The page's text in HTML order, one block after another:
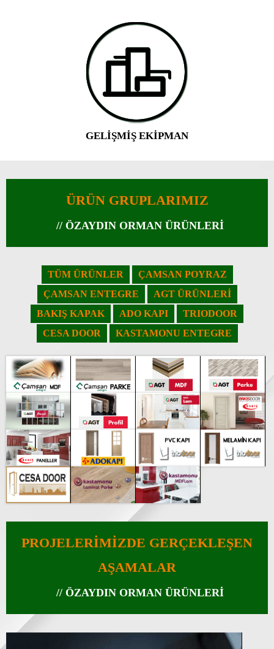
GELİŞMİŞ EKİPMAN
ÜRÜN GRUPLARIMIZ
// ÖZAYDIN ORMAN ÜRÜNLERİ
TÜM ÜRÜNLER
ÇAMSAN POYRAZ
ÇAMSAN ENTEGRE
AGT ÜRÜNLERİ
BAKIŞ KAPAK
ADO KAPI
TRIODOOR
CESA DOOR
KASTAMONU ENTEGRE
PROJELERİMİZDE GERÇEKLEŞEN
AŞAMALAR
// ÖZAYDIN ORMAN ÜRÜNLERİ